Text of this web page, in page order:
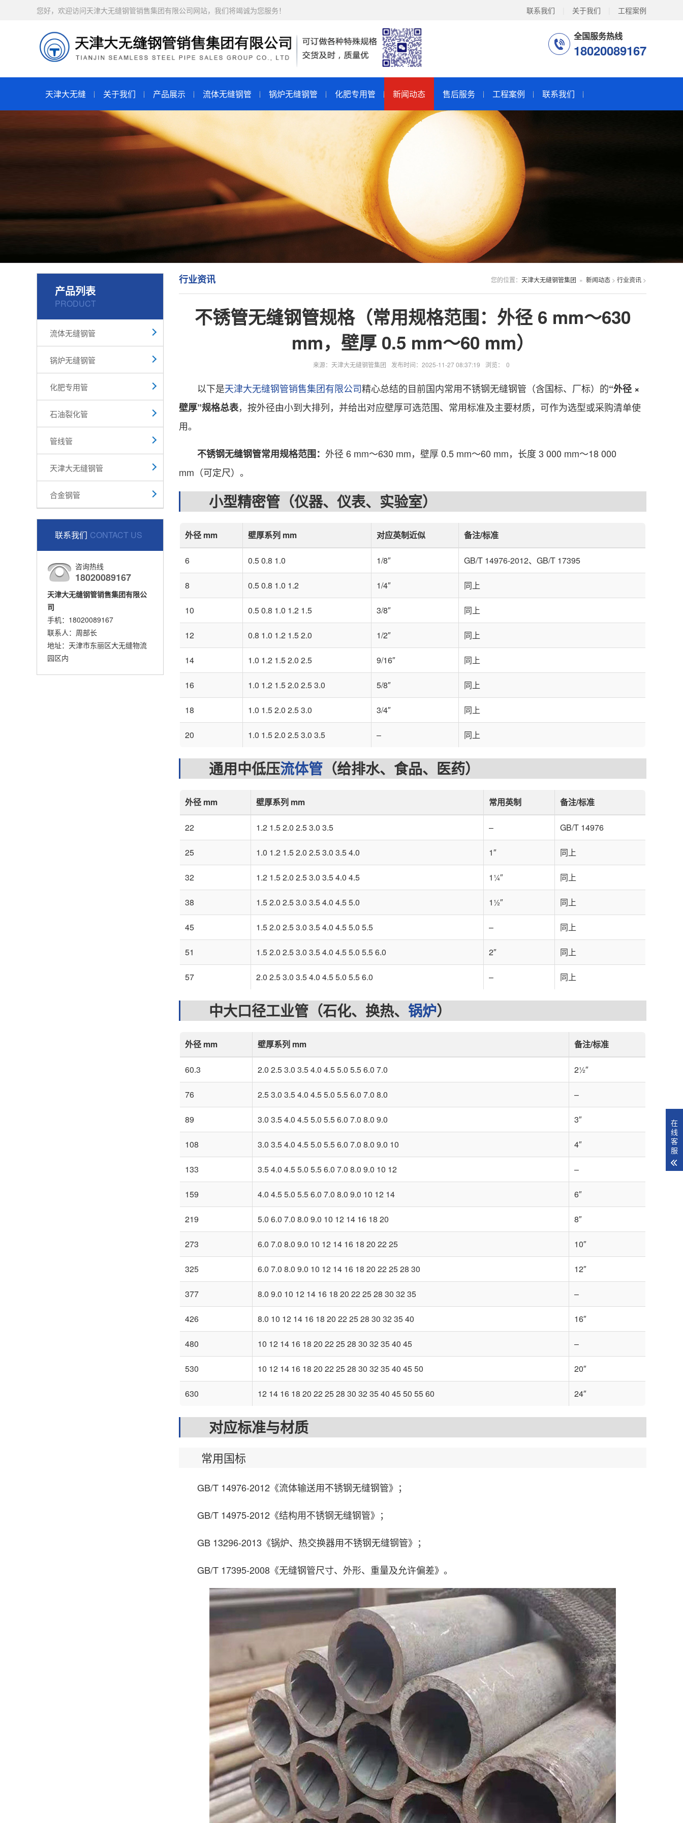
联系我们 关于我们 工程案例
您好，欢迎访问天津大无缝钢管销售集团有限公司网站，我们将竭诚为您服务！
全国服务热线
18020089167
天津大无缝 关于我们 产品展示 流体无缝钢管 锅炉无缝钢管 化肥专用管 新闻动态 售后服务 工程案例 联系我们
产品列表
PRODUCT
流体无缝钢管
锅炉无缝钢管
化肥专用管
石油裂化管
管线管
天津大无缝钢管
合金钢管
联系我们 CONTACT US
咨询热线
18020089167
天津大无缝钢管销售集团有限公
司
手机：18020089167
联系人：周部长
地址：天津市东丽区大无缝物流
园区内
您的位置： 天津大无缝钢管集团 » 新闻动态 > 行业资讯 >
行业资讯
不锈管无缝钢管规格（常用规格范围：外径 6 mm～630
mm，壁厚 0.5 mm～60 mm）
来源：天津大无缝钢管集团 发布时间：2025-11-27 08:37:19 浏览： 0
以下是天津大无缝钢管销售集团有限公司精心总结的目前国内常用不锈钢无缝钢管（含国标、厂标）的“外径 ×
壁厚”规格总表，按外径由小到大排列，并给出对应壁厚可选范围、常用标准及主要材质，可作为选型或采购清单使
用。
不锈钢无缝钢管常用规格范围： 外径 6 mm～630 mm，壁厚 0.5 mm～60 mm，长度 3 000 mm～18 000
mm（可定尺）。
小型精密管（仪器、仪表、实验室）
外径 mm 壁厚系列 mm 对应英制近似 备注/标准
6 0.5 0.8 1.0 1/8″ GB/T 14976-2012、GB/T 17395
8 0.5 0.8 1.0 1.2 1/4″ 同上
10 0.5 0.8 1.0 1.2 1.5 3/8″ 同上
12 0.8 1.0 1.2 1.5 2.0 1/2″ 同上
14 1.0 1.2 1.5 2.0 2.5 9/16″ 同上
16 1.0 1.2 1.5 2.0 2.5 3.0 5/8″ 同上
18 1.0 1.5 2.0 2.5 3.0 3/4″ 同上
20 1.0 1.5 2.0 2.5 3.0 3.5 – 同上
通用中低压流体管 （给排水、食品、医药）
外径 mm 壁厚系列 mm 常用英制 备注/标准
22 1.2 1.5 2.0 2.5 3.0 3.5 – GB/T 14976
25 1.0 1.2 1.5 2.0 2.5 3.0 3.5 4.0 1″ 同上
32 1.2 1.5 2.0 2.5 3.0 3.5 4.0 4.5 1¼″ 同上
38 1.5 2.0 2.5 3.0 3.5 4.0 4.5 5.0 1½″ 同上
45 1.5 2.0 2.5 3.0 3.5 4.0 4.5 5.0 5.5 – 同上
51 1.5 2.0 2.5 3.0 3.5 4.0 4.5 5.0 5.5 6.0 2″ 同上
57 2.0 2.5 3.0 3.5 4.0 4.5 5.0 5.5 6.0 – 同上
中大口径工业管（石化、换热、 锅炉）
外径 mm 壁厚系列 mm 备注/标准
60.3 2.0 2.5 3.0 3.5 4.0 4.5 5.0 5.5 6.0 7.0 2½″
76 2.5 3.0 3.5 4.0 4.5 5.0 5.5 6.0 7.0 8.0 –
89 3.0 3.5 4.0 4.5 5.0 5.5 6.0 7.0 8.0 9.0 3″
108 3.0 3.5 4.0 4.5 5.0 5.5 6.0 7.0 8.0 9.0 10 4″
133 3.5 4.0 4.5 5.0 5.5 6.0 7.0 8.0 9.0 10 12 –
159 4.0 4.5 5.0 5.5 6.0 7.0 8.0 9.0 10 12 14 6″
219 5.0 6.0 7.0 8.0 9.0 10 12 14 16 18 20 8″
273 6.0 7.0 8.0 9.0 10 12 14 16 18 20 22 25 10″
325 6.0 7.0 8.0 9.0 10 12 14 16 18 20 22 25 28 30 12″
377 8.0 9.0 10 12 14 16 18 20 22 25 28 30 32 35 –
426 8.0 10 12 14 16 18 20 22 25 28 30 32 35 40 16″
480 10 12 14 16 18 20 22 25 28 30 32 35 40 45 –
530 10 12 14 16 18 20 22 25 28 30 32 35 40 45 50 20″
630 12 14 16 18 20 22 25 28 30 32 35 40 45 50 55 60 24″
对应标准与材质
常用国标
GB/T 14976-2012《流体输送用不锈钢无缝钢管》；
GB/T 14975-2012《结构用不锈钢无缝钢管》；
GB 13296-2013《锅炉、热交换器用不锈钢无缝钢管》；
GB/T 17395-2008《无缝钢管尺寸、外形、重量及允许偏差》。
在
线
客
服